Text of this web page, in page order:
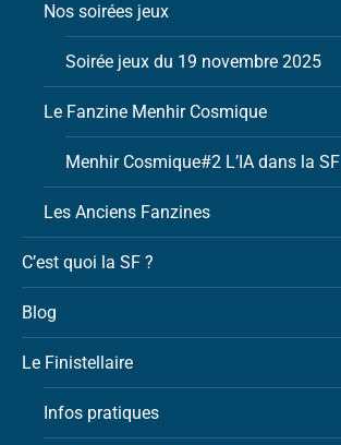
Nos soirées jeux
Soirée jeux du 19 novembre 2025
Le Fanzine Menhir Cosmique
Menhir Cosmique#2 L’IA dans la SF
Les Anciens Fanzines
C’est quoi la SF ?
Blog
Le Finistellaire
Infos pratiques